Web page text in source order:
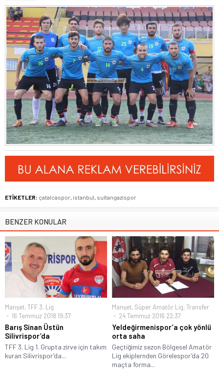
ETİKETLER: çatalcaspor, istanbul, sultangazispor
BENZER KONULAR
Manşet, TFF 3. Lig
16 Temmuz 2018 19:37
Barış Sinan Üstün
Silivrispor’da
TFF 3. Lig 1. Grupta zirve için takım
kuran Silivrispor’da...
Manşet, Süper Amatör Lig, Transfer
24 Temmuz 2016 22:37
Yeldeğirmenispor’a çok yönlü
orta saha
Geçtiğimiz sezon Bölgesel Amatör
Lig ekiplernden Görelespor’da 20
maçta forma...